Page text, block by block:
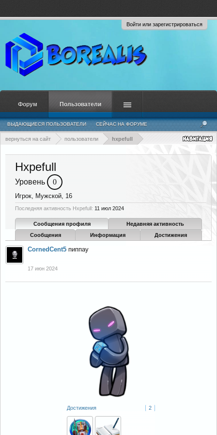
Войти или зарегистрироваться
вернуться на сайт пользователи hxpefull
Достижения 2
Hxpefull
Уровень 0
Игрок, Мужской, 16
Последняя активность Hxpefull: 11 июл 2024
Сообщения профиля
Недавняя активность
Сообщения
Информация Достижения
CornedCent5 пиппау
17 июн 2024
Форум Пользователи
ВЫДАЮЩИЕСЯ ПОЛЬЗОВАТЕЛИ СЕЙЧАС НА ФОРУМЕ
НЕДАВНЯЯ АКТИВНОСТЬ НОВЫЕ СООБЩЕНИЯ ПРОФИЛЯ